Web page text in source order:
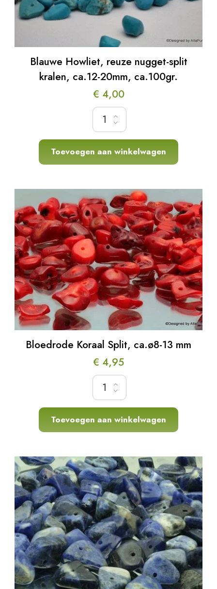
Blauwe Howliet, reuze nugget-split
kralen, ca.12-20mm, ca.100gr.
€ 4,00
Blauwe Howliet, reuze nugget-split kralen,
Toevoegen aan winkelwagen
Bloedrode Koraal Split, ca.ø8-13 mm
€ 4,95
Bloedrode Koraal Split, ca.ø8-13 mm
Toevoegen aan winkelwagen